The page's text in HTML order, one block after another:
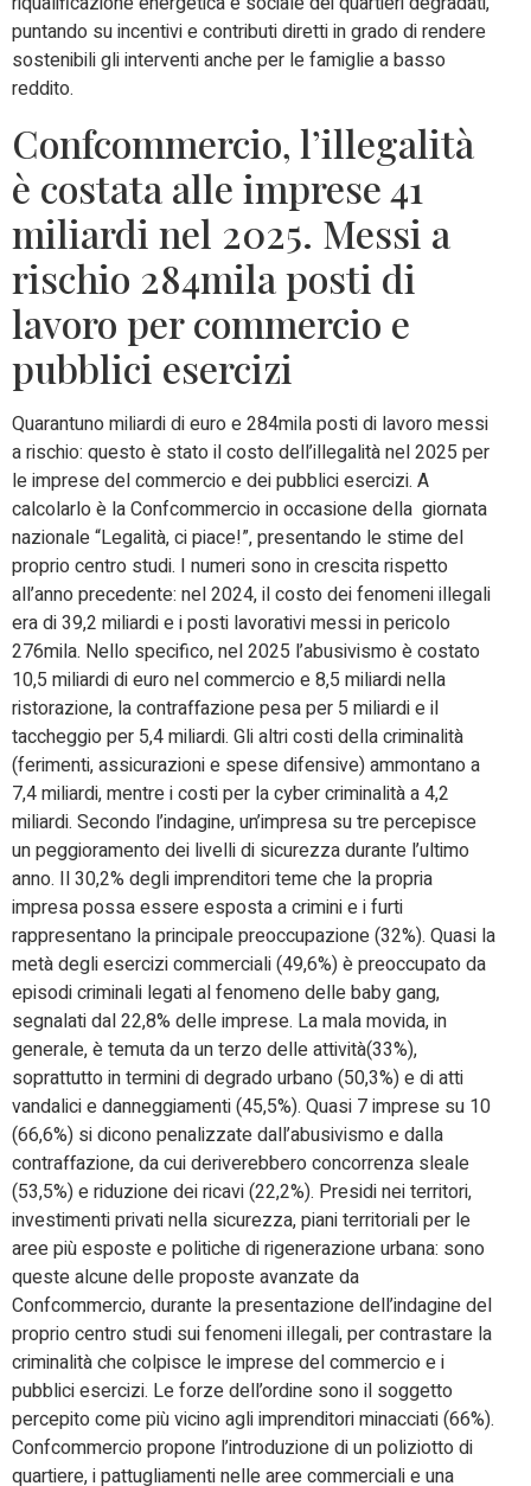
puntando su incentivi e contributi diretti in grado di rendere
sostenibili gli interventi anche per le famiglie a basso
reddito.
Confcommercio, l’illegalità
è costata alle imprese 41
miliardi nel 2025. Messi a
rischio 284mila posti di
lavoro per commercio e
pubblici esercizi
Quarantuno miliardi di euro e 284mila posti di lavoro messi
a rischio: questo è stato il costo dell’illegalità nel 2025 per
le imprese del commercio e dei pubblici esercizi. A
calcolarlo è la Confcommercio in occasione della giornata
nazionale “Legalità, ci piace!”, presentando le stime del
proprio centro studi. I numeri sono in crescita rispetto
all’anno precedente: nel 2024, il costo dei fenomeni illegali
era di 39,2 miliardi e i posti lavorativi messi in pericolo
276mila. Nello specifico, nel 2025 l’abusivismo è costato
10,5 miliardi di euro nel commercio e 8,5 miliardi nella
ristorazione, la contraffazione pesa per 5 miliardi e il
taccheggio per 5,4 miliardi. Gli altri costi della criminalità
(ferimenti, assicurazioni e spese difensive) ammontano a
7,4 miliardi, mentre i costi per la cyber criminalità a 4,2
miliardi. Secondo l’indagine, un’impresa su tre percepisce
un peggioramento dei livelli di sicurezza durante l’ultimo
anno. Il 30,2% degli imprenditori teme che la propria
impresa possa essere esposta a crimini e i furti
rappresentano la principale preoccupazione (32%). Quasi la
metà degli esercizi commerciali (49,6%) è preoccupato da
episodi criminali legati al fenomeno delle baby gang,
segnalati dal 22,8% delle imprese. La mala movida, in
generale, è temuta da un terzo delle attività(33%),
soprattutto in termini di degrado urbano (50,3%) e di atti
vandalici e danneggiamenti (45,5%). Quasi 7 imprese su 10
(66,6%) si dicono penalizzate dall’abusivismo e dalla
contraffazione, da cui deriverebbero concorrenza sleale
(53,5%) e riduzione dei ricavi (22,2%). Presidi nei territori,
investimenti privati nella sicurezza, piani territoriali per le
aree più esposte e politiche di rigenerazione urbana: sono
queste alcune delle proposte avanzate da
Confcommercio, durante la presentazione dell’indagine del
proprio centro studi sui fenomeni illegali, per contrastare la
criminalità che colpisce le imprese del commercio e i
pubblici esercizi. Le forze dell’ordine sono il soggetto
percepito come più vicino agli imprenditori minacciati (66%).
Confcommercio propone l’introduzione di un poliziotto di
quartiere, i pattugliamenti nelle aree commerciali e una